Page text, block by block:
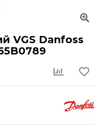
VGS Danfoss